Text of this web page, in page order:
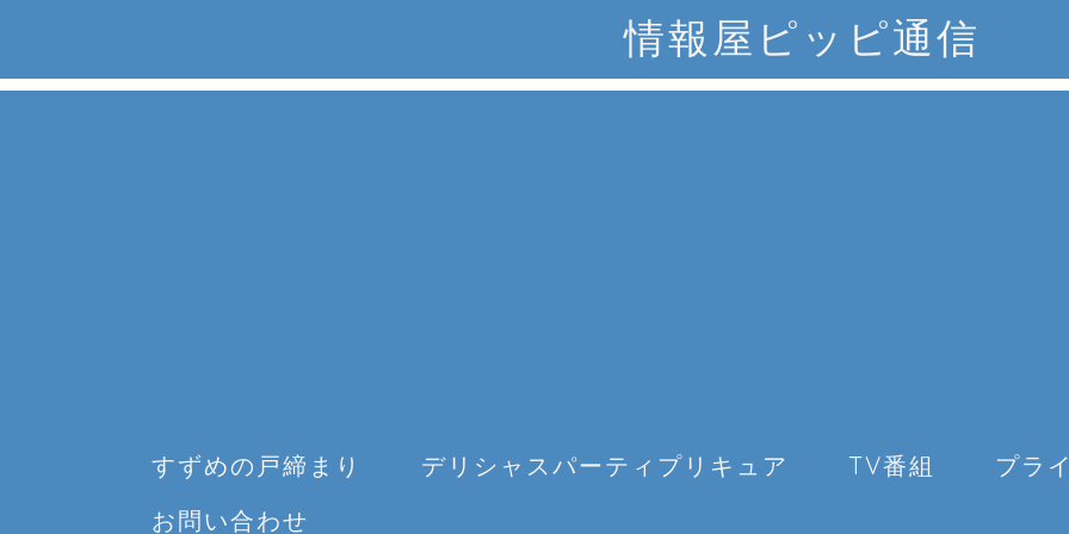
情報屋ピッピ通信
すずめの戸締まり デリシャスパーティプリキュア TV番組
プラ
お問い合わせ